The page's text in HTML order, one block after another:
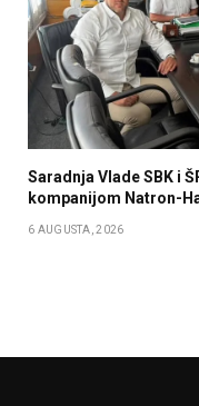
Saradnja Vlade SBK i
kompanijom Natron-
6 AUGUSTA, 2026